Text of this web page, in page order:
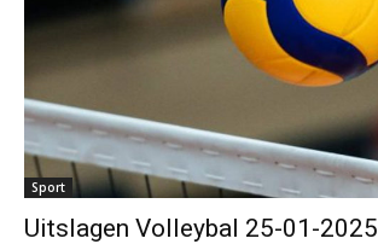
Sport
Uitslagen Volleybal 25-01-2025